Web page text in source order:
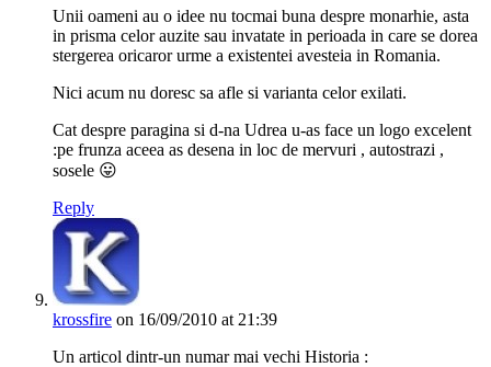
Unii oameni au o idee nu tocmai buna despre monarhie, asta
in prisma celor auzite sau invatate in perioada in care se dorea
stergerea oricaror urme a existentei avesteia in Romania.
Nici acum nu doresc sa afle si varianta celor exilati.
Cat despre paragina si d-na Udrea u-as face un logo excelent
:pe frunza aceea as desena in loc de mervuri , autostrazi ,
sosele 😛
Reply
krossfire on 16/09/2010 at 21:39
Un articol dintr-un numar mai vechi Historia :